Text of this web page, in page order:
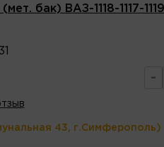
бак) ВАЗ-1118-1117-
-
43, г.Симферополь)